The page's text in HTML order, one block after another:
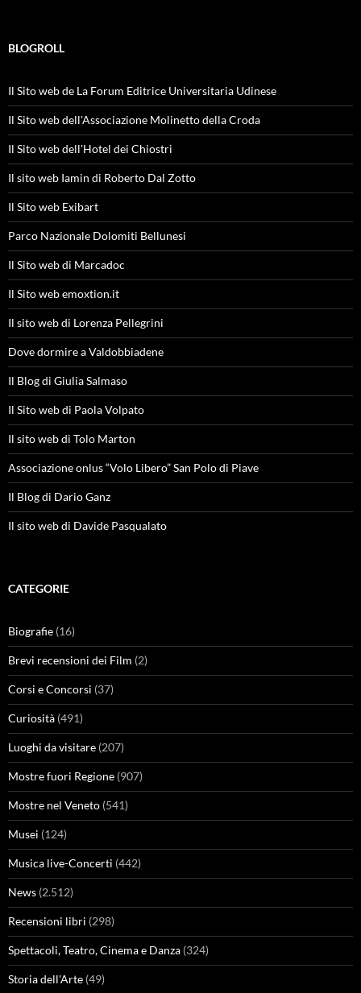
BLOGROLL
Il Sito web de La Forum Editrice Universitaria Udinese
Il Sito web dell'Associazione Molinetto della Croda
Il Sito web dell'Hotel dei Chiostri
Il sito web Iamin di Roberto Dal Zotto
Il Sito web Exibart
Parco Nazionale Dolomiti Bellunesi
Il Sito web di Marcadoc
Il Sito web emoxtion.it
Il sito web di Lorenza Pellegrini
Dove dormire a Valdobbiadene
Il Blog di Giulia Salmaso
Il Sito web di Paola Volpato
Il sito web di Tolo Marton
Associazione onlus “Volo Libero” San Polo di Piave
Il Blog di Dario Ganz
Il sito web di Davide Pasqualato
CATEGORIE
Biografie (16)
Brevi recensioni dei Film (2)
Corsi e Concorsi (37)
Curiosità (491)
Luoghi da visitare (207)
Mostre fuori Regione (907)
Mostre nel Veneto (541)
Musei (124)
Musica live-Concerti (442)
News (2.512)
Recensioni libri (298)
Spettacoli, Teatro, Cinema e Danza (324)
Storia dell'Arte (49)